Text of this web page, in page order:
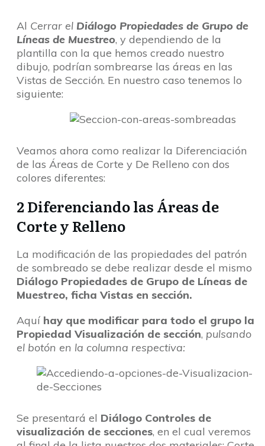
Al Cerrar el Diálogo Propiedades de Grupo de
Líneas de Muestreo, y dependiendo de la
plantilla con la que hemos creado nuestro
dibujo, podrían sombrearse las áreas en las
Vistas de Sección. En nuestro caso tenemos lo
siguiente:
Veamos ahora como realizar la Diferenciación
de las Áreas de Corte y De Relleno con dos
colores diferentes:
2 Diferenciando las Áreas de
Corte y Relleno
La modificación de las propiedades del patrón
de sombreado se debe realizar desde el mismo
Diálogo Propiedades de Grupo de Líneas de
Muestreo, ficha Vistas en sección.
Aquí hay que modificar para todo el grupo la
Propiedad Visualización de sección, pulsando
el botón en la columna respectiva:
Se presentará el Diálogo Controles de
visualización de secciones, en el cual veremos